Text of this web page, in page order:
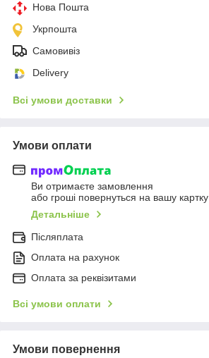
Нова Пошта
Укрпошта
Самовивіз
Delivery
Всі умови доставки
Умови оплати
Ви отримаєте замовлення
або гроші повернуться на вашу картку
Детальніше
Післяплата
Оплата на рахунок
Оплата за реквізитами
Всі умови оплати
Умови повернення